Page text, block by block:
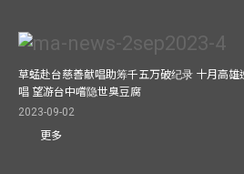
草蜢赴台慈善献唱助筹千五万破纪录 十月高雄
唱 望游台中嚐隐世臭豆腐
2023-09-02
更多